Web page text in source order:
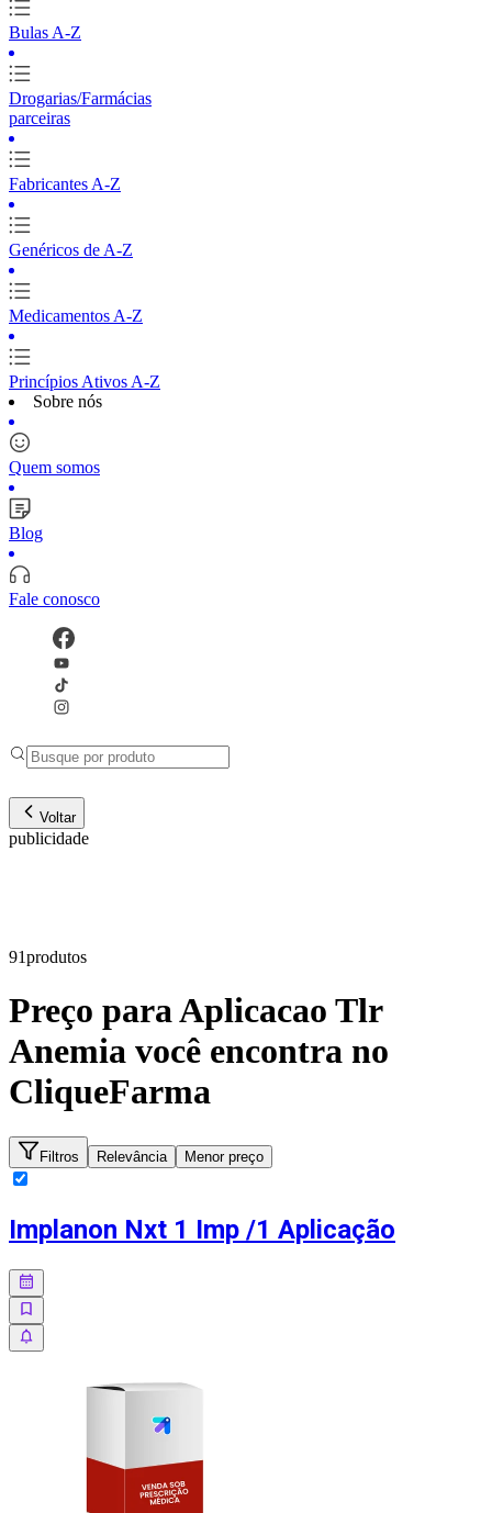
Bulas A-Z
Drogarias/Farmácias
parceiras
Fabricantes A-Z
Genéricos de A-Z
Medicamentos A-Z
Princípios Ativos A-Z
Sobre nós
Quem somos
Blog
Fale conosco
Voltar
publicidade
91produtos
Preço paraAplicacao Tlr
Anemia você encontra no
CliqueFarma
Filtros Relevância Menor preço
Implanon Nxt 1 Imp /1 Aplicação